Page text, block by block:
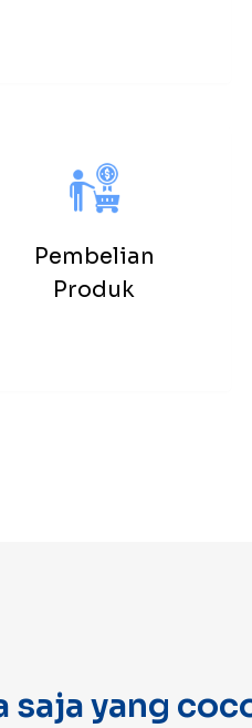
Pembelian
Produk
saja yang